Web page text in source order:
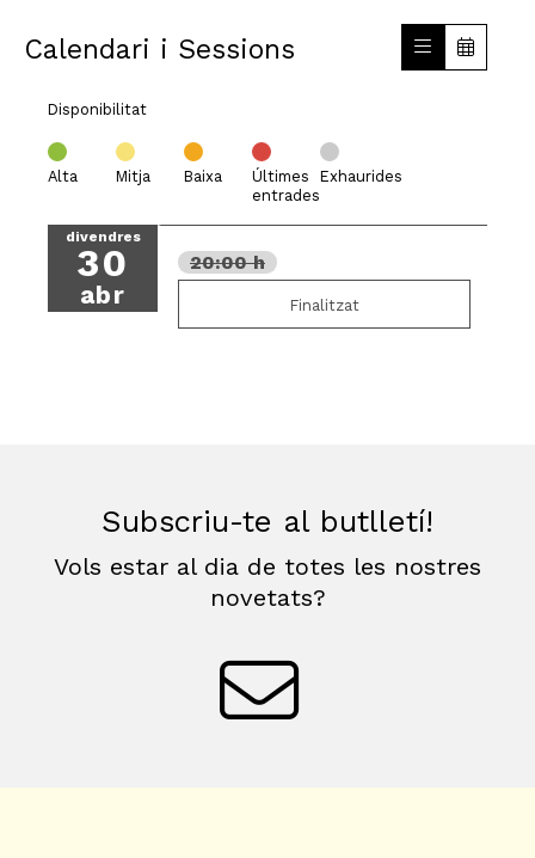
Calendari i Sessions
Disponibilitat
Alta Mitja Baixa
Últimes
entrades
Exhaurides
divendres
30
abr
20:00 h
Finalitzat
Subscriu-te al butlletí!
Vols estar al dia de totes les nostres
novetats?